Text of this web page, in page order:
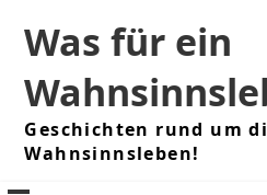
content
Was für ein
Geschichten rund um
Wahnsinnsleben!